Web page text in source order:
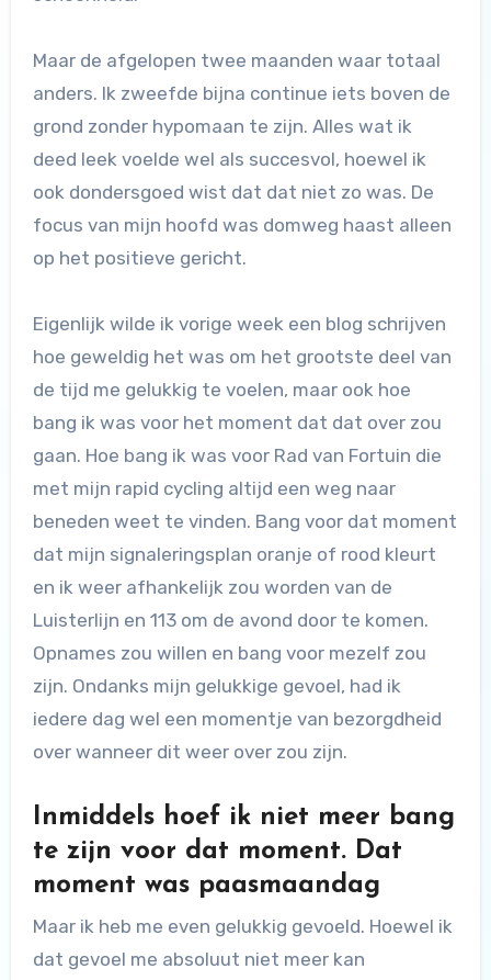
Maar de afgelopen twee maanden waar totaal
anders. Ik zweefde bijna continue iets boven de
grond zonder hypomaan te zijn. Alles wat ik
deed leek voelde wel als succesvol, hoewel ik
ook dondersgoed wist dat dat niet zo was. De
focus van mijn hoofd was domweg haast alleen
op het positieve gericht.
Eigenlijk wilde ik vorige week een blog schrijven
hoe geweldig het was om het grootste deel van
de tijd me gelukkig te voelen, maar ook hoe
bang ik was voor het moment dat dat over zou
gaan. Hoe bang ik was voor Rad van Fortuin die
met mijn rapid cycling altijd een weg naar
beneden weet te vinden. Bang voor dat moment
dat mijn signaleringsplan oranje of rood kleurt
en ik weer afhankelijk zou worden van de
Luisterlijn en 113 om de avond door te komen.
Opnames zou willen en bang voor mezelf zou
zijn. Ondanks mijn gelukkige gevoel, had ik
iedere dag wel een momentje van bezorgdheid
over wanneer dit weer over zou zijn.
Inmiddels hoef ik niet meer bang
te zijn voor dat moment. Dat
moment was paasmaandag
Maar ik heb me even gelukkig gevoeld. Hoewel ik
dat gevoel me absoluut niet meer kan